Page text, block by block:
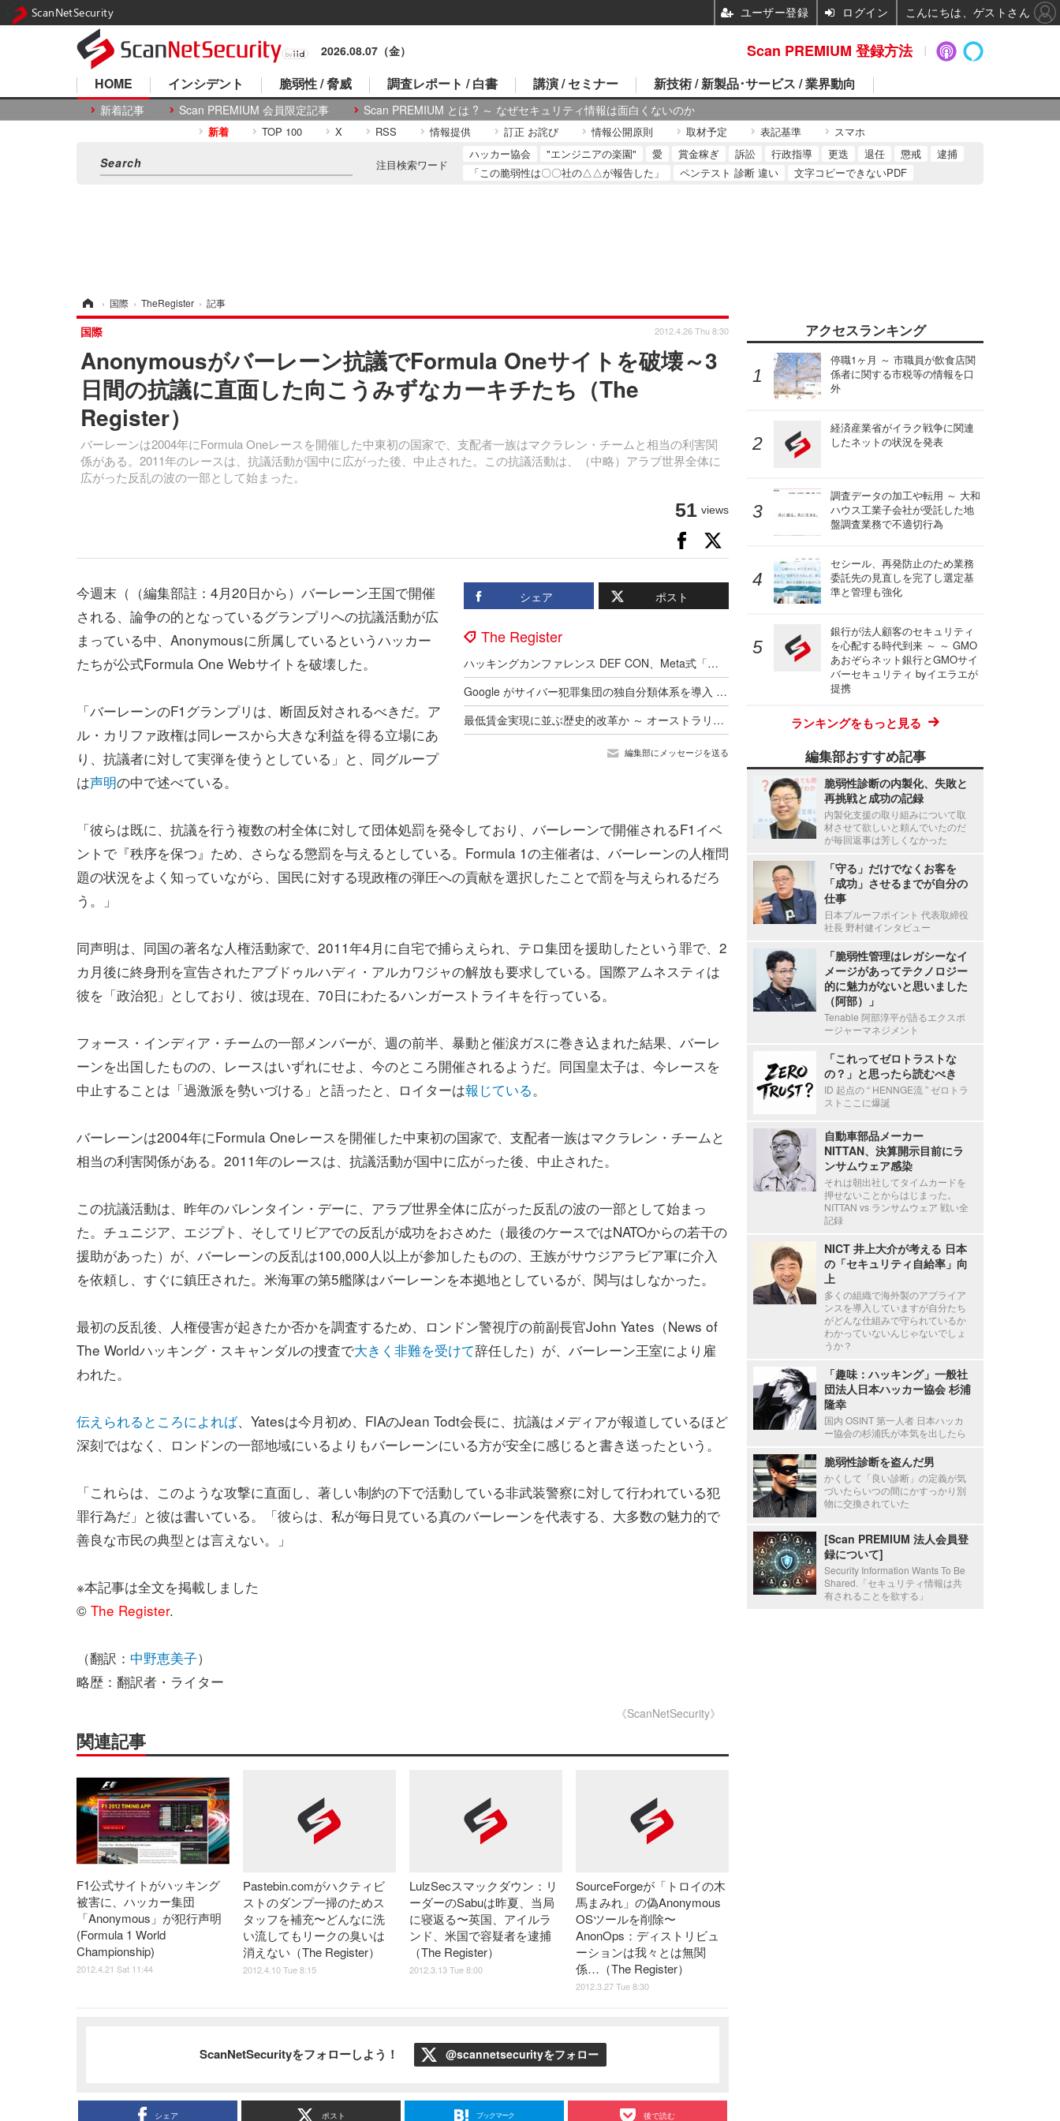
2026.08.07（金）
HOME
新着記事 Scan PREMIUM 会員限定記事 Scan PREMIUM とは ? ～ なぜセキュリティ情報は面白くないのか
インシデント 脆弱性 / 脅威 調査レポート / 白書 講演 / セミナー 新技術 / 新製品･サービス / 業界動向
新着 TOP 100 X RSS 情報提供 訂正 お詫び 情報公開原則 取材予定 表記基準 スマホ
注目検索ワード
ハッカー協会 "エンジニアの楽園" 愛 賞金稼ぎ 訴訟 行政指導 更迭 退任 懲戒
逮捕
「この脆弱性は〇〇社の△△が報告した」
ペンテスト 診断 違い 文字コピーできないPDF
› 国際 › TheRegister › 記事
Anonymousがバーレーン抗議でFormula Oneサイトを破壊～3
日間の抗議に直面した向こうみずなカーキチたち（The
Register）
バーレーンは2004年にFormula Oneレースを開催した中東初の国家で、支配者一族はマクラレン・チームと相当の利害関
係がある。2011年のレースは、抗議活動が国中に広がった後、中止された。この抗議活動は、（中略）アラブ世界全体に
広がった反乱の波の一部として始まった。
国際 2012.4.26 Thu 8:30
51 views
シェア ポスト
The Register
ハッキングカンファレンス DEF CON、Meta式「変態メガネ」全面禁止（度付きもNG）広がるスマートグラス締め出し
Google がサイバー犯罪集団の独自分類体系を導入 ～ Microsoft と CrowdStrike が推進した業界統一規則はいずこへ
最低賃金実現に並ぶ歴史的改革か ～ オーストラリア首相が AI 企業に消費する以上の発電とコンテンツ盗用停止を突きつける
編集部にメッセージを送る
今週末（（編集部註：4月20日から）バーレーン王国で開催
される、論争の的となっているグランプリへの抗議活動が広
まっている中、Anonymousに所属しているというハッカー
たちが公式Formula One Webサイトを破壊した。
「バーレーンのF1グランプリは、断固反対されるべきだ。ア
ル・カリファ政権は同レースから大きな利益を得る立場にあ
り、抗議者に対して実弾を使うとしている」と、同グループ
は声明の中で述べている。
「彼らは既に、抗議を行う複数の村全体に対して団体処罰を発令しており、バーレーンで開催されるF1イベ
ントで『秩序を保つ』ため、さらなる懲罰を与えるとしている。Formula 1の主催者は、バーレーンの人権問
題の状況をよく知っていながら、国民に対する現政権の弾圧への貢献を選択したことで罰を与えられるだろ
う。」
同声明は、同国の著名な人権活動家で、2011年4月に自宅で捕らえられ、テロ集団を援助したという罪で、2
カ月後に終身刑を宣告されたアブドゥルハディ・アルカワジャの解放も要求している。国際アムネスティは
彼を「政治犯」としており、彼は現在、70日にわたるハンガーストライキを行っている。
フォース・インディア・チームの一部メンバーが、週の前半、暴動と催涙ガスに巻き込まれた結果、バーレ
ーンを出国したものの、レースはいずれにせよ、今のところ開催されるようだ。同国皇太子は、今レースを
中止することは「過激派を勢いづける」と語ったと、ロイターは報じている。
バーレーンは2004年にFormula Oneレースを開催した中東初の国家で、支配者一族はマクラレン・チームと
相当の利害関係がある。2011年のレースは、抗議活動が国中に広がった後、中止された。
この抗議活動は、昨年のバレンタイン・デーに、アラブ世界全体に広がった反乱の波の一部として始まっ
た。チュニジア、エジプト、そしてリビアでの反乱が成功をおさめた（最後のケースではNATOからの若干の
援助があった）が、バーレーンの反乱は100,000人以上が参加したものの、王族がサウジアラビア軍に介入
を依頼し、すぐに鎮圧された。米海軍の第5艦隊はバーレーンを本拠地としているが、関与はしなかった。
最初の反乱後、人権侵害が起きたか否かを調査するため、ロンドン警視庁の前副長官John Yates（News of
The Worldハッキング・スキャンダルの捜査で大きく非難を受けて辞任した）が、バーレーン王室により雇
われた。
伝えられるところによれば、Yatesは今月初め、FIAのJean Todt会長に、抗議はメディアが報道しているほど
深刻ではなく、ロンドンの一部地域にいるよりもバーレーンにいる方が安全に感じると書き送ったという。
「これらは、このような攻撃に直面し、著しい制約の下で活動している非武装警察に対して行われている犯
罪行為だ」と彼は書いている。「彼らは、私が毎日見ている真のバーレーンを代表する、大多数の魅力的で
善良な市民の典型とは言えない。」
※本記事は全文を掲載しました
© The Register.
（翻訳： 中野恵美子）
略歴：翻訳者・ライター
《ScanNetSecurity》
関連記事
F1公式サイトがハッキング
被害に、ハッカー集団
「Anonymous」が犯行声明
(Formula 1 World
Championship)
2012.4.21 Sat 11:44
Pastebin.comがハクティビ
ストのダンプ一掃のためス
タッフを補充〜どんなに洗
い流してもリークの臭いは
消えない（The Register）
2012.4.10 Tue 8:15
LulzSecスマックダウン：リ
ーダーのSabuは昨夏、当局
に寝返る〜英国、アイルラ
ンド、米国で容疑者を逮捕
（The Register）
2012.3.13 Tue 8:00
SourceForgeが「トロイの木
馬まみれ」の偽Anonymous
OSツールを削除〜
AnonOps：ディストリビュ
ーションは我々とは無関
係…（The Register）
2012.3.27 Tue 8:30
ScanNetSecurityをフォローしよう！ @scannetsecurityをフォロー
シェア ポスト ブックマーク 後で読む
アクセスランキング
停職1ヶ月 ～ 市職員が飲食店関
係者に関する市税等の情報を口
外
経済産業省がイラク戦争に関連
したネットの状況を発表
調査データの加工や転用 ～ 大和
ハウス工業子会社が受託した地
盤調査業務で不適切行為
セシール、再発防止のため業務
委託先の見直しを完了し選定基
準と管理も強化
銀行が法人顧客のセキュリティ
を心配する時代到来 ～ ～ GMO
あおぞらネット銀行とGMOサイ
バーセキュリティ byイエラエが
提携
ランキングをもっと見る
編集部おすすめ記事
脆弱性診断の内製化、失敗と
再挑戦と成功の記録
内製化支援の取り組みについて取
材させて欲しいと頼んでいたのだ
が毎回返事は芳しくなかった
「守る」だけでなくお客を
「成功」させるまでが自分の
仕事
日本プルーフポイント 代表取締役
社長 野村健インタビュー
「脆弱性管理はレガシーなイ
メージがあってテクノロジー
的に魅力がないと思いました
（阿部）」
Tenable 阿部淳平が語るエクスポ
ージャーマネジメント
「これってゼロトラストな
の？」と思ったら読むべき
ID 起点の “ HENNGE流 ” ゼロトラ
ストここに爆誕
自動車部品メーカー
NITTAN、決算開示目前にラ
ンサムウェア感染
それは朝出社してタイムカードを
押せないことからはじまった。
NITTAN vs ランサムウェア 戦い全
記録
NICT 井上大介が考える 日本
の「セキュリティ自給率」向
上
多くの組織で海外製のアプライア
ンスを導入していますが自分たち
がどんな仕組みで守られているか
わかっていないんじゃないでしょ
うか？
「趣味：ハッキング」一般社
団法人日本ハッカー協会 杉浦
隆幸
国内 OSINT 第一人者 日本ハッカ
ー協会の杉浦氏が本気を出したら
脆弱性診断を盗んだ男
かくして「良い診断」の定義が気
づいたらいつの間にかすっかり別
物に交換されていた
[Scan PREMIUM 法人会員登
録について]
Security Information Wants To Be
Shared.「セキュリティ情報は共
有されることを欲する」
Scan PREMIUM 登録方法
ScanNetSecurity ユーザー登録 ログイン こんにちは、ゲストさん